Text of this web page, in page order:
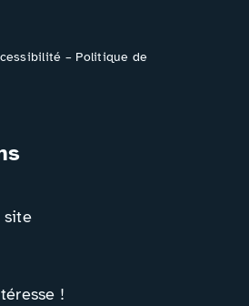
– Politique de
site
!